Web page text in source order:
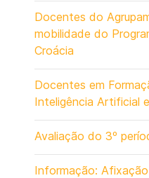
Docentes do
mobilidade do
Croácia
Docentes em
Inteligência Artificial
Avaliação do 3º
Informação: